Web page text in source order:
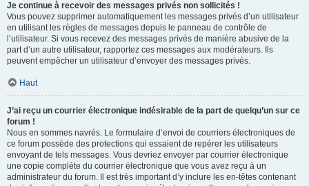
Je continue à recevoir des messages privés non sollicités !
Vous pouvez supprimer automatiquement les messages privés d’un utilisateur
en utilisant les règles de messages depuis le panneau de contrôle de
l’utilisateur. Si vous recevez des messages privés de manière abusive de la
part d’un autre utilisateur, rapportez ces messages aux modérateurs. Ils
peuvent empêcher un utilisateur d’envoyer des messages privés.
Haut
J’ai reçu un courrier électronique indésirable de la part de quelqu’un sur ce
forum !
Nous en sommes navrés. Le formulaire d’envoi de courriers électroniques de
ce forum possède des protections qui essaient de repérer les utilisateurs
envoyant de tels messages. Vous devriez envoyer par courrier électronique
une copie complète du courrier électronique que vous avez reçu à un
administrateur du forum. Il est très important d’y inclure les en-têtes contenant